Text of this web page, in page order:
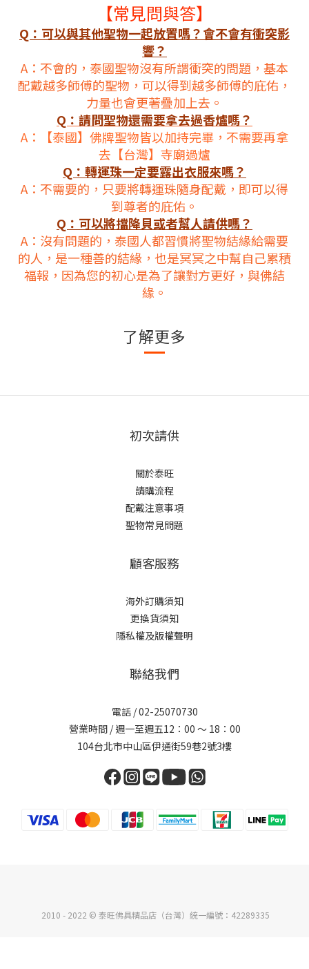
【常見問與答】
Q：可以與其他聖物一起放置嗎？會不會有衝突影
響？
A：不會的，泰國聖物沒有所謂衝突的問題，基本
配戴越多師傅的聖物，可以得到越多師傅的庇佑，
力量也會更著疊加上去。
Q：請問聖物還需要拿去過香爐嗎？
A：
【泰國】 佛牌聖物皆以加持完畢，不需要再拿
去 【台灣】 寺廟過爐
Q：轉運珠一定要露出衣服來嗎？
A：不需要的，只要將轉運珠隨身配戴，即可以得
到尊者的庇佑。
Q：可以將擋降貝或者幫人請供嗎？
A：沒有問題的，泰國人都習慣將聖物結緣給需要
的人，是一種善的結緣，也是冥冥之中幫自己累積
福報，因為您的初心是為了讓對方更好，與佛結
緣。
了解更多
初次請供
關於泰旺
請購流程
配戴注意事項
聖物常見問題
顧客服務
海外訂購須知
更換貨須知
隱私權及版權聲明
聯絡我們
電話 /02-25070730
營業時間 / 週一至週五12：00 ～ 18：00
104台北市中山區伊通街59巷2號3樓
2010 - 2022 © 泰旺佛具精品店（台灣）統一編號：42289335